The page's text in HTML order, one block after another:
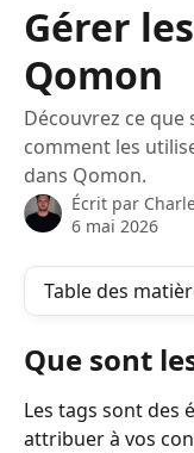
Gérer
Qomon
Découvrez ce
comment les
dans Qomon.
Écrit par
6 mai 2026
Table des
Que sont
Les tags sont des
attribuer à vos